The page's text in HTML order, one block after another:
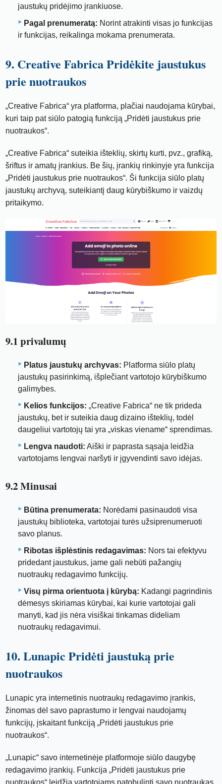
jaustukų pridėjimo įrankiuose.
Pagal prenumeratą: Norint atrakinti visas jo funkcijas
ir funkcijas, reikalinga mokama prenumerata.
9. Creative Fabrica Pridėkite jaustukus
prie nuotraukos
„Creative Fabrica“ yra platforma, plačiai naudojama kūrybai,
kuri taip pat siūlo patogią funkciją „Pridėti jaustukus prie
nuotraukos“.
„Creative Fabrica“ suteikia išteklių, skirtų kurti, pvz., grafiką,
šriftus ir amatų įrankius. Be šių, įrankių rinkinyje yra funkcija
„Pridėti jaustukus prie nuotraukos“. Ši funkcija siūlo platų
jaustukų archyvą, suteikiantį daug kūrybiškumo ir vaizdų
pritaikymo.
9.1 privalumų
Platus jaustukų archyvas: Platforma siūlo platų
jaustukų pasirinkimą, išplečiant vartotojo kūrybiškumo
galimybes.
Kelios funkcijos: „Creative Fabrica“ ne tik prideda
jaustukų, bet ir suteikia daug dizaino išteklių, todėl
daugeliui vartotojų tai yra „viskas viename“ sprendimas.
Lengva naudoti: Aiški ir paprasta sąsaja leidžia
vartotojams lengvai naršyti ir įgyvendinti savo idėjas.
9.2 Minusai
Būtina prenumerata: Norėdami pasinaudoti visa
jaustukų biblioteka, vartotojai turės užsiprenumeruoti
savo planus.
Ribotas išplėstinis redagavimas: Nors tai efektyvu
pridedant jaustukus, jame gali nebūti pažangių
nuotraukų redagavimo funkcijų.
Visų pirma orientuota į kūrybą: Kadangi pagrindinis
dėmesys skiriamas kūrybai, kai kurie vartotojai gali
manyti, kad jis nėra visiškai tinkamas dideliam
nuotraukų redagavimui.
10. Lunapic Pridėti jaustuką prie
nuotraukos
Lunapic yra internetinis nuotraukų redagavimo įrankis,
žinomas dėl savo paprastumo ir lengvai naudojamų
funkcijų, įskaitant funkciją „Pridėti jaustukus prie
nuotraukos“.
„Lunapic“ savo internetinėje platformoje siūlo daugybę
redagavimo įrankių. Funkcija „Pridėti jaustukus prie
nuotraukos“ leidžia vartotojams patobulinti savo nuotraukas